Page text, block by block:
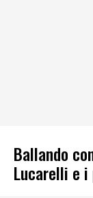
Ballando
Lucarelli e i